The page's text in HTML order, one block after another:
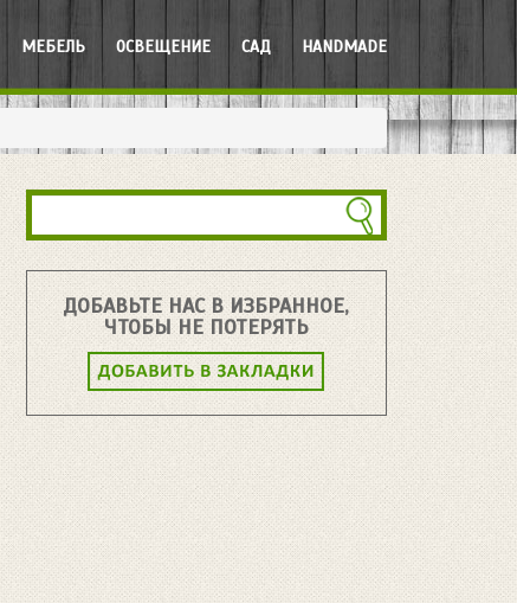
МЕБЕЛЬ ОСВЕЩЕНИЕ САД HANDMADE
ДОБАВЬТЕ НАС В ИЗБРАННОЕ,
ЧТОБЫ НЕ ПОТЕРЯТЬ